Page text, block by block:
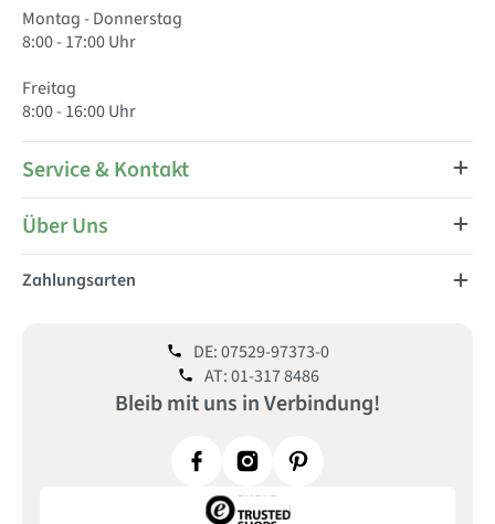
Montag - Donnerstag
8:00 - 17:00 Uhr
Freitag
8:00 - 16:00 Uhr
Service & Kontakt
Über Uns
Zahlungsarten
Bleib mit uns inVerbindung!
DE: 07529-97373-0
AT: 01-317 8486